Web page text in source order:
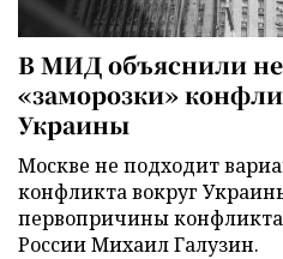
В МИД объяснили
«заморозки»
Украины
Москве не подходит
конфликта вокруг
первопричины
России Михаил Галузин.